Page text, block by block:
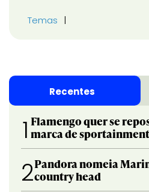
Temas
Recentes
1 Flamengo quer se
marca de sportainment
2Pandora nomeia
country head